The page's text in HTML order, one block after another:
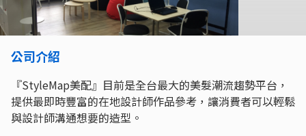
公司介紹
『StyleMap美配』目前是全台最大的美髮潮流趨勢平台，
提供最即時豐富的在地設計師作品參考，讓消費者可以輕鬆
與設計師溝通想要的造型。